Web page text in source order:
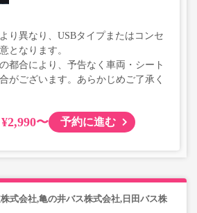
り異なり、USBタイプまたはコンセ
となります。
都合により、予告なく車両・シート
がございます。あらかじめご了承く
¥2,990〜 予約に進む
式会社,亀の井バス株式会社,日田バス株